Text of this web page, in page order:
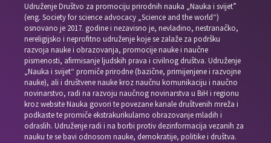
Udruženje Društvo za promociju prirodnih nauka „Nauka i svijet”
(eng. Society for science advocacy „Science and the world“)
osnovano je 2017. godine i nezavisno je, nevladino, nestranačko,
nereligijsko i neprofitno udruženje koje se zalaže za podršku
razvoja nauke i obrazovanja, promocije nauke i naučne
pismenosti, afirmisanje ljudskih prava i civilnog društva. Udruženje
„Nauka i svijet“ promiče prirodne (bazične, primijenjene i razvojne
nauke), ali i društvene nauke kroz naučnu komunikaciju i naučno
novinarstvo, radi na razvoju naučnog novinarstva u BiH i regionu
kroz website Nauka govori te povezane kanale društvenih mreža i
podkaste te promiče ekstrakurikularno obrazovanje mladih i
odraslih. Udruženje radi i na borbi protiv dezinformacija vezanih za
nauku te se bavi odnosom nauke, demokratije, politike i društva.